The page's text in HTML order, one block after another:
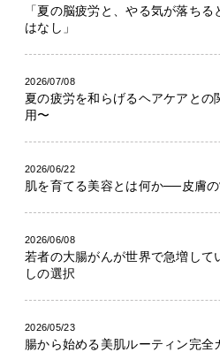
「夏の脳疲労と、やる気が落ち
はなし」
2026/07/08
夏の疲労を和らげるヘアケアとの
用〜
2026/06/22
肌を育てる美容とは何か──皮膚
2026/06/08
若者の大腸がんが世界で急増し
しの選択
2026/05/23
腸から始める美肌ルーティン完全